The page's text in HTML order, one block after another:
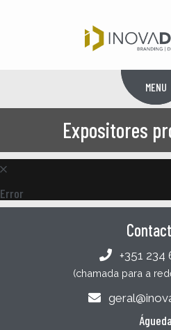
MENU
Expositores
Error
+351 234
(chamada para a
Águeda